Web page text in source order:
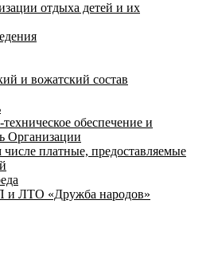
отдыха детей и их
и вожатский состав
обеспечение и
Организации
числе платные, предоставляемые
и ЛТО «Дружба народов»